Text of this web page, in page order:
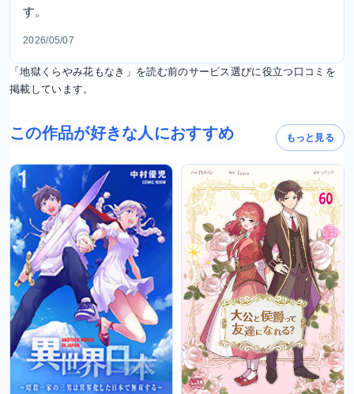
す。
2026/05/07
「地獄くらやみ花もなき」を読む前のサービス選びに役立つ口コミを
掲載しています。
この作品が好きな人におすすめ もっと見る